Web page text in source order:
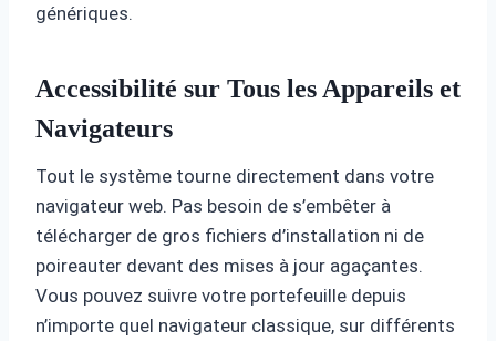
génériques.
Accessibilité sur Tous les Appareils et
Navigateurs
Tout le système tourne directement dans votre
navigateur web. Pas besoin de s’embêter à
télécharger de gros fichiers d’installation ni de
poireauter devant des mises à jour agaçantes.
Vous pouvez suivre votre portefeuille depuis
n’importe quel navigateur classique, sur différents